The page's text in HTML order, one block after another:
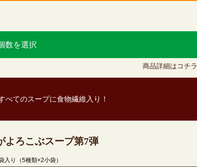
数を選択
商品詳細はコチラ
べてのスープに食物繊維入り！
よろこぶスープ第7弾
入り（5種類×2小袋）